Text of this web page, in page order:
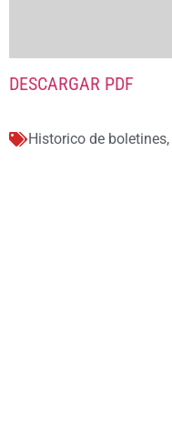
DESCARGAR PDF
Historico de boletines,